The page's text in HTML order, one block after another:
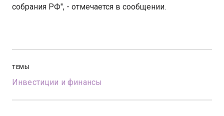
собрания РФ", - отмечается в сообщении.
ТЕМЫ
Инвестиции и финансы